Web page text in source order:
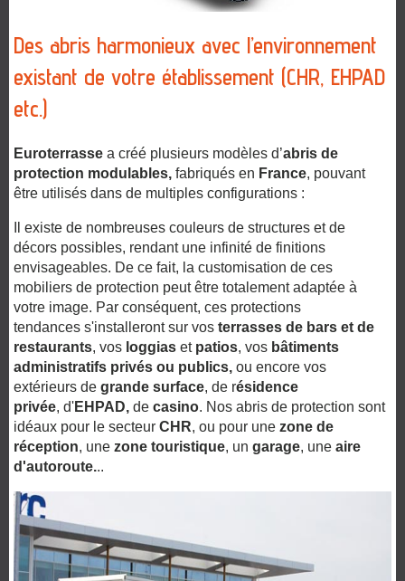
Des abris harmonieux avec l’environnement
existant de votre établissement (CHR, EHPAD
etc.)
Euroterrasse a créé plusieurs modèles d’abris de
protection modulables, fabriqués en France, pouvant
être utilisés dans de multiples configurations :
Il existe de nombreuses couleurs de structures et de
décors possibles, rendant une infinité de finitions
envisageables. De ce fait, la customisation de ces
mobiliers de protection peut être totalement adaptée à
votre image. Par conséquent, ces protections
tendances s'installeront sur vos terrasses de bars et de
restaurants, vos loggias et patios, vos bâtiments
administratifs privés ou publics, ou encore vos
extérieurs de grande surface, de résidence
privée, d'EHPAD, de casino. Nos abris de protection sont
idéaux pour le secteur CHR, ou pour une zone de
réception, une zone touristique, un garage, une aire
d'autoroute...